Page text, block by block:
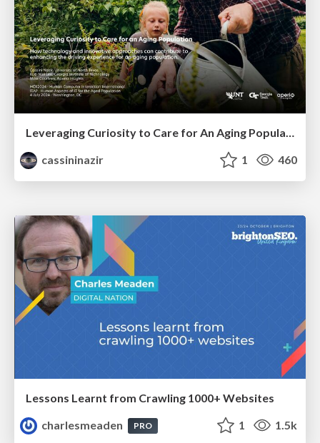
Leveraging Curiosity to Care for An Aging Population
cassininazir
1 460
Lessons Learnt from Crawling 1000+ Websites
charlesmeaden
PRO 1 1.5k